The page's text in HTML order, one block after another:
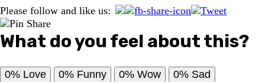
Please follow and like us:
What do you feel about this?
0% Love 0% Funny 0% Wow 0% Sad